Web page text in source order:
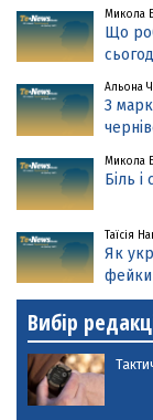
Микола
Що
Альона
З
Микола
Біль
Таїсія
Як
фейки
Вибір